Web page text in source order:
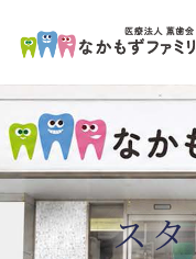
ペ
ー
先
頭
で
コ
ン
テ
ン
コ
ン
ツ
エ
リ
で
す
ス